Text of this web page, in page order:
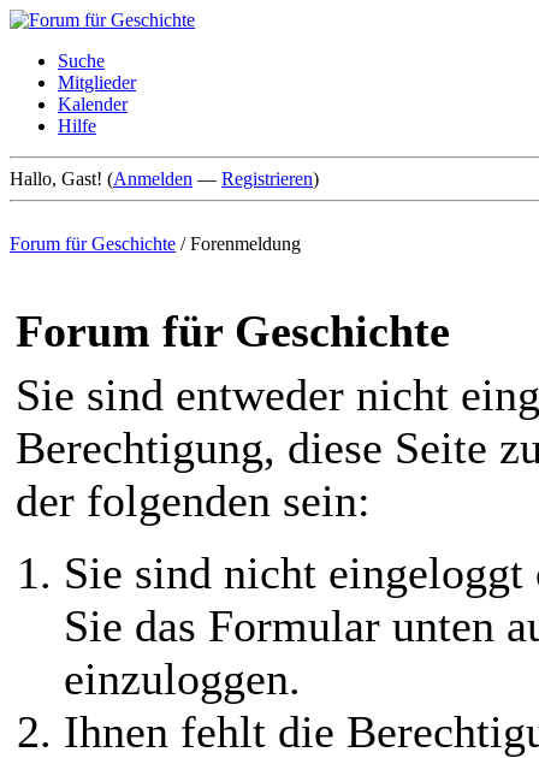
Suche
Mitglieder
Kalender
Hilfe
Hallo, Gast! (Anmelden — Registrieren)
Forum für Geschichte /Forenmeldung
Forum für Geschichte
Sie sind entweder nicht
Berechtigung, diese Seite
der folgenden sein:
Sie sind nicht
Sie das Formular unten
einzuloggen.
Ihnen fehlt die